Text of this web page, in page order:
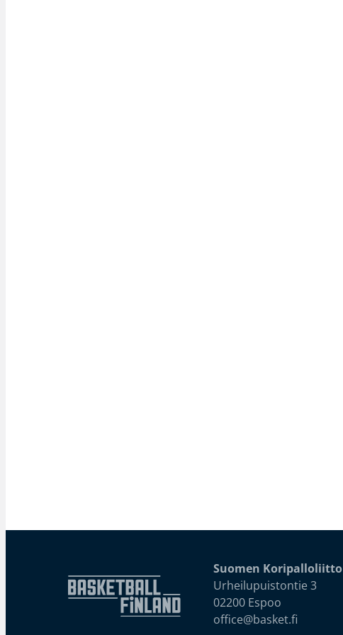
Suomen Koripalloliitto
Urheilupuistontie 3
02200 Espoo
office@basket.fi